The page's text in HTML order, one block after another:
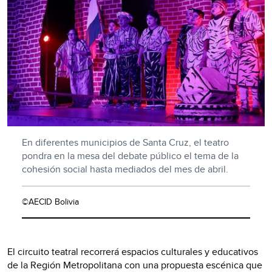
En diferentes municipios de Santa Cruz, el teatro
pondra en la mesa del debate público el tema de la
cohesión social hasta mediados del mes de abril.
©AECID Bolivia
El circuito teatral recorrerá espacios culturales y educativos
de la Región Metropolitana con una propuesta escénica que